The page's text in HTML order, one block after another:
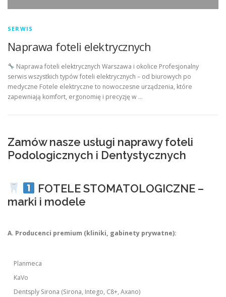
SERWIS
Naprawa foteli elektrycznych
Naprawa foteli elektrycznych Warszawa i okolice Profesjonalny
serwis wszystkich typów foteli elektrycznych – od biurowych po
medyczne Fotele elektryczne to nowoczesne urządzenia, które
zapewniają komfort, ergonomię i precyzję w …
Zamów nasze usługi naprawy foteli
Podologicznych i Dentystycznych
FOTELE STOMATOLOGICZNE –
marki i modele
A. Producenci premium (kliniki, gabinety prywatne):
Planmeca
KaVo
Dentsply Sirona (Sirona, Intego, C8+, Axano)